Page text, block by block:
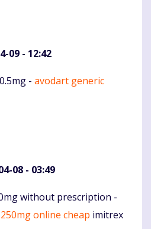
09 - 12:42
- avodart generic
08 - 03:49
without prescription -
online cheap imitrex